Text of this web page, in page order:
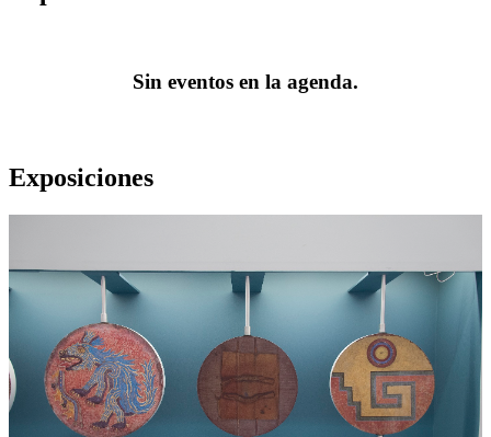
Sin eventos en la agenda.
Exposiciones